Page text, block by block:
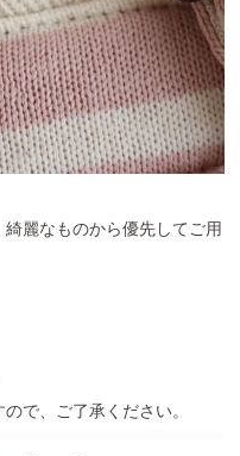
麗なものから優先してご用
で、ご了承ください。